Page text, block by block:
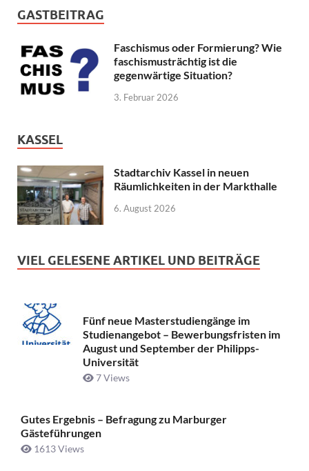
GASTBEITRAG
Faschismus oder Formierung? Wie
faschismusträchtig ist die
gegenwärtige Situation?
3. Februar 2026
KASSEL
Stadtarchiv Kassel in neuen
Räumlichkeiten in der Markthalle
6. August 2026
VIEL GELESENE ARTIKEL UND BEITRÄGE
Fünf neue Masterstudiengänge im
Studienangebot – Bewerbungsfristen im
August und September der Philipps-
Universität
7 Views
Gutes Ergebnis – Befragung zu Marburger
Gästeführungen
1613 Views